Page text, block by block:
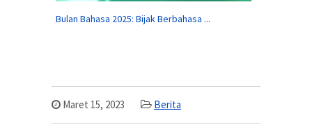
Bulan Bahasa 2025: Bijak Berbahasa ...
Maret 15, 2023 Berita